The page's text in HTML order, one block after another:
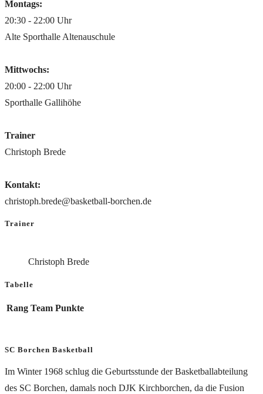
Montags:
20:30 - 22:00 Uhr
Alte Sporthalle Altenauschule
Mittwochs:
20:00 - 22:00 Uhr
Sporthalle Gallihöhe
Trainer
Christoph Brede
Kontakt:
christoph.brede@basketball-borchen.de
Trainer
Christoph Brede
Tabelle
Rang Team Punkte
SC Borchen Basketball
Im Winter 1968 schlug die Geburtsstunde der Basketballabteilung
des SC Borchen, damals noch DJK Kirchborchen, da die Fusion